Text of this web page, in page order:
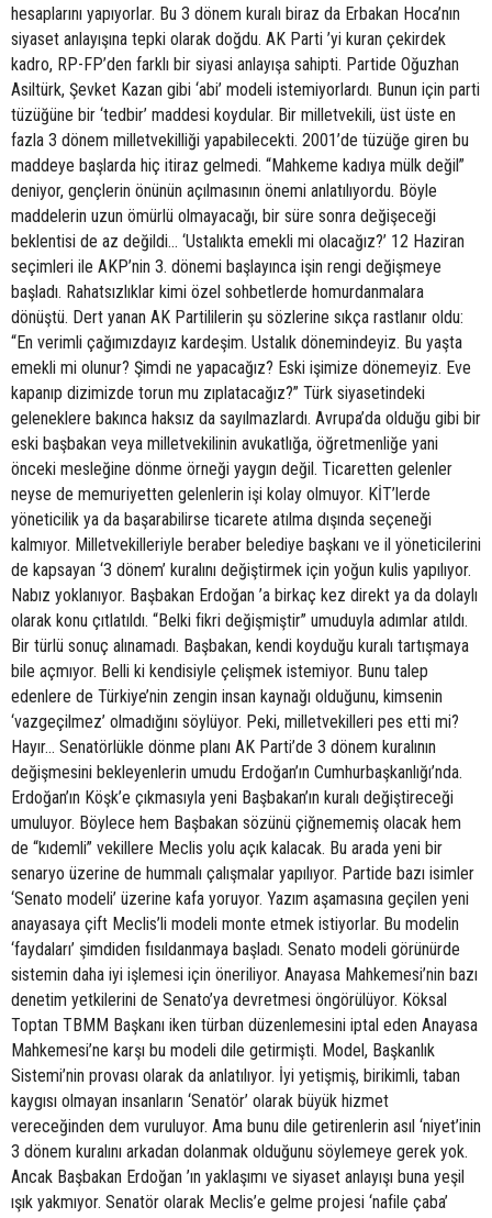
hesaplarını yapıyorlar. Bu 3 dönem kuralı biraz da Erbakan Hoca’nın
siyaset anlayışına tepki olarak doğdu. AK Parti ’yi kuran çekirdek
kadro, RP-FP’den farklı bir siyasi anlayışa sahipti. Partide Oğuzhan
Asiltürk, Şevket Kazan gibi ‘abi’ modeli istemiyorlardı. Bunun için parti
tüzüğüne bir ‘tedbir’ maddesi koydular. Bir milletvekili, üst üste en
fazla 3 dönem milletvekilliği yapabilecekti. 2001’de tüzüğe giren bu
maddeye başlarda hiç itiraz gelmedi. “Mahkeme kadıya mülk değil”
deniyor, gençlerin önünün açılmasının önemi anlatılıyordu. Böyle
maddelerin uzun ömürlü olmayacağı, bir süre sonra değişeceği
beklentisi de az değildi… ‘Ustalıkta emekli mi olacağız?’ 12 Haziran
seçimleri ile AKP’nin 3. dönemi başlayınca işin rengi değişmeye
başladı. Rahatsızlıklar kimi özel sohbetlerde homurdanmalara
dönüştü. Dert yanan AK Partililerin şu sözlerine sıkça rastlanır oldu:
“En verimli çağımızdayız kardeşim. Ustalık dönemindeyiz. Bu yaşta
emekli mi olunur? Şimdi ne yapacağız? Eski işimize dönemeyiz. Eve
kapanıp dizimizde torun mu zıplatacağız?” Türk siyasetindeki
geleneklere bakınca haksız da sayılmazlardı. Avrupa’da olduğu gibi bir
eski başbakan veya milletvekilinin avukatlığa, öğretmenliğe yani
önceki mesleğine dönme örneği yaygın değil. Ticaretten gelenler
neyse de memuriyetten gelenlerin işi kolay olmuyor. KİT’lerde
yöneticilik ya da başarabilirse ticarete atılma dışında seçeneği
kalmıyor. Milletvekilleriyle beraber belediye başkanı ve il yöneticilerini
de kapsayan ‘3 dönem’ kuralını değiştirmek için yoğun kulis yapılıyor.
Nabız yoklanıyor. Başbakan Erdoğan ’a birkaç kez direkt ya da dolaylı
olarak konu çıtlatıldı. “Belki fikri değişmiştir” umuduyla adımlar atıldı.
Bir türlü sonuç alınamadı. Başbakan, kendi koyduğu kuralı tartışmaya
bile açmıyor. Belli ki kendisiyle çelişmek istemiyor. Bunu talep
edenlere de Türkiye’nin zengin insan kaynağı olduğunu, kimsenin
‘vazgeçilmez’ olmadığını söylüyor. Peki, milletvekilleri pes etti mi?
Hayır… Senatörlükle dönme planı AK Parti’de 3 dönem kuralının
değişmesini bekleyenlerin umudu Erdoğan’ın Cumhurbaşkanlığı’nda.
Erdoğan’ın Köşk’e çıkmasıyla yeni Başbakan’ın kuralı değiştireceği
umuluyor. Böylece hem Başbakan sözünü çiğnememiş olacak hem
de “kıdemli” vekillere Meclis yolu açık kalacak. Bu arada yeni bir
senaryo üzerine de hummalı çalışmalar yapılıyor. Partide bazı isimler
‘Senato modeli’ üzerine kafa yoruyor. Yazım aşamasına geçilen yeni
anayasaya çift Meclis’li modeli monte etmek istiyorlar. Bu modelin
‘faydaları’ şimdiden fısıldanmaya başladı. Senato modeli görünürde
sistemin daha iyi işlemesi için öneriliyor. Anayasa Mahkemesi’nin bazı
denetim yetkilerini de Senato’ya devretmesi öngörülüyor. Köksal
Toptan TBMM Başkanı iken türban düzenlemesini iptal eden Anayasa
Mahkemesi’ne karşı bu modeli dile getirmişti. Model, Başkanlık
Sistemi’nin provası olarak da anlatılıyor. İyi yetişmiş, birikimli, taban
kaygısı olmayan insanların ‘Senatör’ olarak büyük hizmet
vereceğinden dem vuruluyor. Ama bunu dile getirenlerin asıl ‘niyet’inin
3 dönem kuralını arkadan dolanmak olduğunu söylemeye gerek yok.
Ancak Başbakan Erdoğan ’ın yaklaşımı ve siyaset anlayışı buna yeşil
ışık yakmıyor. Senatör olarak Meclis’e gelme projesi ‘nafile çaba’